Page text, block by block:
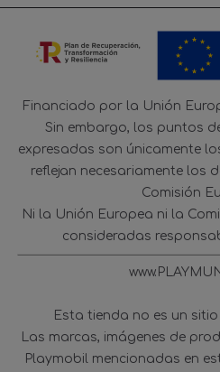
Financiado por la Unión
Sin embargo, los puntos
expresadas son únicamente
reflejan necesariamente los
Comisión
Ni la Unión Europea ni la
consideradas
Esta tienda no es un
Las marcas, imágenes de
Playmobil mencionadas en